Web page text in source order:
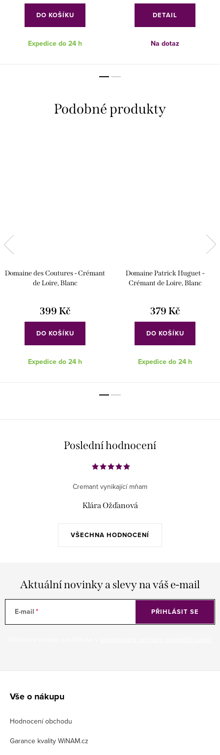
DO KOŠÍKU
Expedice do 24 h
DETAIL
Na dotaz
Domaine des Coutures - Crémant
de Loire, Blanc
399 Kč
DO KOŠÍKU
Expedice do 24 h
Domaine Patrick Huguet -
Crémant de Loire, Blanc
379 Kč
DO KOŠÍKU
Expedice do 24 h
Poslední hodnocení
VŠECHNA HODNOCENÍ
Cremant vynikající mňam
Klára Ožďanová
Aktuální novinky a slevy na váš e-mail
E-mail PŘIHLÁSIT SE
Vše o nákupu
Hodnocení obchodu
Garance kvality WiNAM.cz